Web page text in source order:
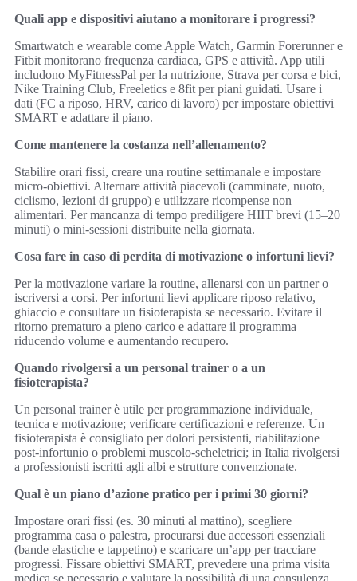
Quali app e dispositivi aiutano a monitorare i progressi?
Smartwatch e wearable come Apple Watch, Garmin Forerunner e
Fitbit monitorano frequenza cardiaca, GPS e attività. App utili
includono MyFitnessPal per la nutrizione, Strava per corsa e bici,
Nike Training Club, Freeletics e 8fit per piani guidati. Usare i
dati (FC a riposo, HRV, carico di lavoro) per impostare obiettivi
SMART e adattare il piano.
Come mantenere la costanza nell’allenamento?
Stabilire orari fissi, creare una routine settimanale e impostare
micro‑obiettivi. Alternare attività piacevoli (camminate, nuoto,
ciclismo, lezioni di gruppo) e utilizzare ricompense non
alimentari. Per mancanza di tempo prediligere HIIT brevi (15–20
minuti) o mini‑sessioni distribuite nella giornata.
Cosa fare in caso di perdita di motivazione o infortuni lievi?
Per la motivazione variare la routine, allenarsi con un partner o
iscriversi a corsi. Per infortuni lievi applicare riposo relativo,
ghiaccio e consultare un fisioterapista se necessario. Evitare il
ritorno prematuro a pieno carico e adattare il programma
riducendo volume e aumentando recupero.
Quando rivolgersi a un personal trainer o a un
fisioterapista?
Un personal trainer è utile per programmazione individuale,
tecnica e motivazione; verificare certificazioni e referenze. Un
fisioterapista è consigliato per dolori persistenti, riabilitazione
post‑infortunio o problemi muscolo‑scheletrici; in Italia rivolgersi
a professionisti iscritti agli albi e strutture convenzionate.
Qual è un piano d’azione pratico per i primi 30 giorni?
Impostare orari fissi (es. 30 minuti al mattino), scegliere
programma casa o palestra, procurarsi due accessori essenziali
(bande elastiche e tappetino) e scaricare un’app per tracciare
progressi. Fissare obiettivi SMART, prevedere una prima visita